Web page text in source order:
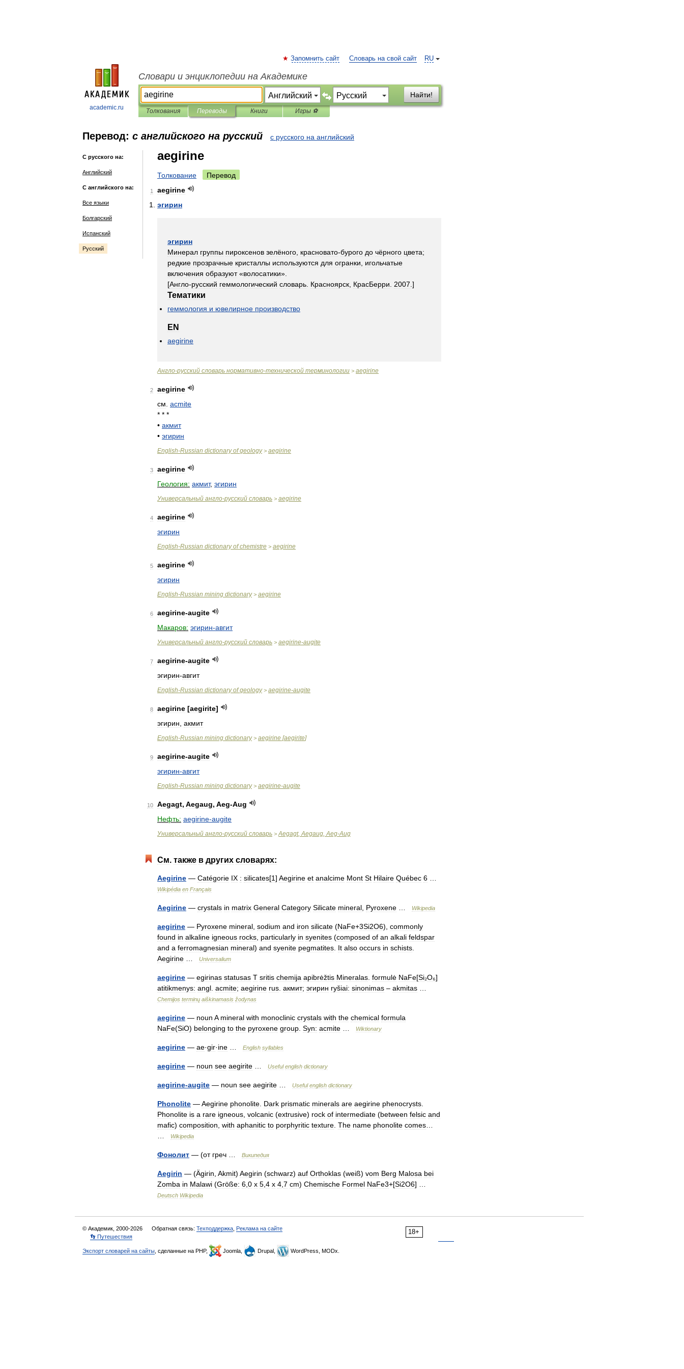
academic.ru
RU
Запомнить сайт Словарь на свой сайт
Словари и энциклопедии на Академике
Найти!
Толкования Переводы Книги Игры ⚽
Перевод: с английского на русский с русского на английский
С русского на:
Английский
С английского на:
Все языки
Болгарский
Испанский
Русский
aegirine
Толкование Перевод
1
aegirine
эгирин
эгирин
Минерал группы пироксенов зелёного красновато-бурого до чёрного цвета;
редкие прозрачные кристаллы используются для огранки
игольчатые
включения образуют«волосатики».
[Англо-русский геммологический словарь Красноярск КрасБерри 2007 .]
Тематики
геммология и ювелирное производство
EN
aegirine
Англо-русский словарь нормативно-технической терминологии > aegirine
2
aegirine
см acmite
* * *
• акмит
• эгирин
English-Russian dictionary of geology> aegirine
3
aegirine
Геология: акмит, эгирин
Универсальный англо-русский словарь > aegirine
4
aegirine
эгирин
English-Russian dictionary of chemistre > aegirine
5
aegirine
эгирин
English-Russian mining dictionary> aegirine
6 aegirine-augite
Макаров: эгирин-авгит
Универсальный англо-русский словарь > aegirine-augite
7 aegirine-augite
эгирин-авгит
English-Russian dictionary of geology> aegirine-augite
8 aegirine [aegirite]
эгирин акмит
English-Russian mining dictionary> aegirine [aegirite]
9 aegirine-augite
эгирин-авгит
English-Russian mining dictionary> aegirine-augite
10 Aegagt, Aegaug, Aeg-Aug
Нефть: aegirine-augite
Универсальный англо-русский словарь > Aegagt,Aegaug,Aeg-Aug
См. также в других словарях:
Aegirine — Catégorie IX : silicates[1] Aegirine et analcime Mont St Hilaire Québec 6
Wikipédia en Français
Aegirine — crystals in matrix General Category Silicate mineral Pyroxene Wikipedia
aegirine — Pyroxene mineral sodium and iron silicate (NaFe+3Si2O6), commonly
found in alkaline igneous rocks particularly in syenites (composed of an alkali feldspar
and a ferromagnesian mineral) and syenite pegmatites It also occurs in schists
Aegirine
Universalium
aegirine — egirinas statusas T sritis chemija apibrėžtis Mineralas formulė NaFe[Si₂O₆]
atitikmenys: angl acmite; aegirine rus акмит; эгирин ryšiai: sinonimas – akmitas
Chemijos terminų aiškinamasis žodynas
aegirine — noun A mineral with monoclinic crystals with the chemical formula
NaFe(SiO) belonging to the pyroxene group Syn: acmite Wiktionary
aegirine — ae·gir·ine English syllables
aegirine — noun see aegirite Useful english dictionary
aegirine-augite — noun see aegirite Useful english dictionary
Phonolite —Aegirine phonolite Dark prismatic minerals are aegirine phenocrysts
Phonolite is a rare igneous volcanic (extrusive) rock of intermediate (between felsic and
mafic) composition with aphanitic to porphyritic texture The name phonolite comes
Wikipedia
Фонолит — (от греч Википедия
Aegirin — (Ägirin Akmit) Aegirin (schwarz) auf Orthoklas (weiß) vom Berg Malosa bei
Zomba in Malawi (Größe: 6 0 x 5 4 x 4 7 cm) Chemische Formel NaFe3+[Si2O6] …
Deutsch Wikipedia
18+
© Академик, 2000-2026 Обратная связь: Техподдержка Реклама на сайте
👣 Путешествия
Экспорт словарей на сайты , сделанные на PHP, Joomla, Drupal, WordPress, MODx.